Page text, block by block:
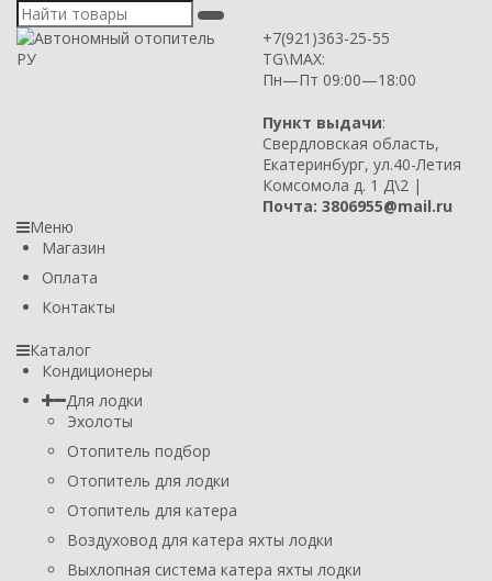
+7(921)363-25-55
TG\MAX:
Пн—Пт 09:00—18:00
Пункт выдачи:
Свердловская область,
Екатеринбург, ул.40-Летия
Комсомола д. 1 Д\2 |
Почта: 3806955@mail.ru
Меню
Магазин
Оплата
Контакты
Каталог
Кондиционеры
Для лодки
Эхолоты
Отопитель подбор
Отопитель для лодки
Отопитель для катера
Воздуховод для катера яхты лодки
Выхлопная система катера яхты лодки